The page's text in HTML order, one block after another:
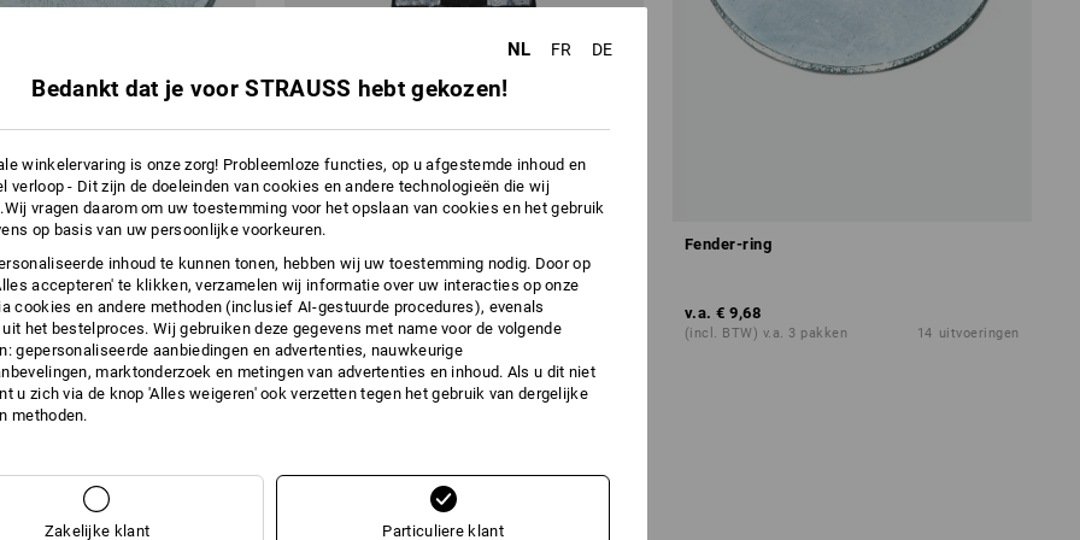
Model R
3 pakken 7 uitvoeringen
v.a. € 24,08
(incl. BTW) v.a. 6 sets
Fender-ring
v.a. € 9,68
(incl. BTW) v.a. 3 pakken 14 uitvoeringen
NL FR DE
Bedankt dat je voor STRAUSS hebt gekozen!
winkelervaring is onze zorg! Probleemloze functies, op u afgestemde inhoud en
verloop - Dit zijn de doeleinden van cookies en andere technologieën die wij
vragen daarom om uw toestemming voor het opslaan van cookies en het gebruik
op basis van uw persoonlijke voorkeuren.
inhoud te kunnen tonen, hebben wij uw toestemming nodig. Door op
accepteren' te klikken, verzamelen wij informatie over uw interacties op onze
cookies en andere methoden (inclusief AI-gestuurde procedures), evenals
het bestelproces. Wij gebruiken deze gegevens met name voor de volgende
gepersonaliseerde aanbiedingen en advertenties, nauwkeurige
marktonderzoek en metingen van advertenties en inhoud. Als u dit niet
u zich via de knop 'Alles weigeren' ook verzetten tegen het gebruik van dergelijke
methoden.
Zakelijke klant Particuliere klant